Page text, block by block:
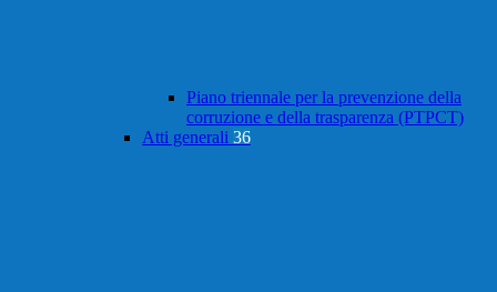
Piano triennale per la prevenzione della
corruzione e della trasparenza (PTPCT)
Atti generali 36